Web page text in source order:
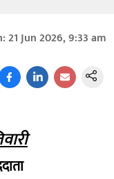
:21 Jun 2026, 9:33 am